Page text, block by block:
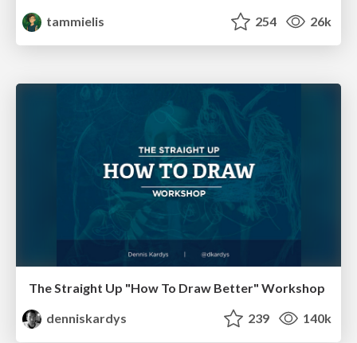
tammielis
254 26k
The Straight Up "How To Draw Better" Workshop
denniskardys
239 140k